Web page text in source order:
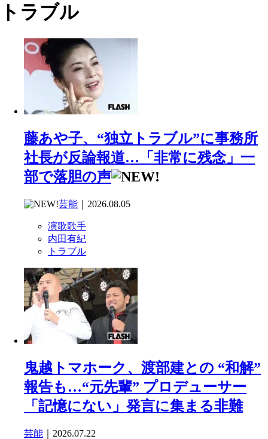
トラブル
藤あや子、“独立トラブル”に事務所
社長が反論報道…「非常に残念」一
部で落胆の声
芸能 ｜2026.08.05
演歌歌手
内田有紀
トラブル
鬼越トマホーク、渡部建との “和解”
報告も…“元先輩” プロデューサー
「記憶にない」発言に集まる非難
芸能 ｜2026.07.22